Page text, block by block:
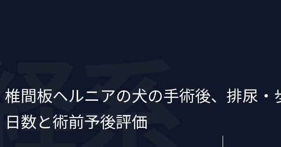
椎間板ヘルニアの犬の手術後、排尿・
日数と術前予後評価